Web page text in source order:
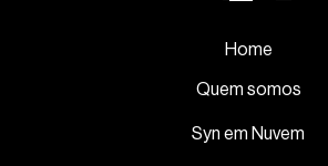
Home
Quem somos
Syn em Nuvem